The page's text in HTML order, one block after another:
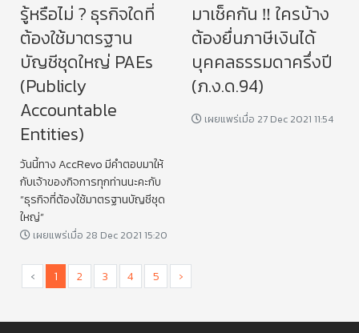
รู้หรือไม่ ? ธุรกิจใดที่
ต้องใช้มาตรฐาน
บัญชีชุดใหญ่ PAEs
(Publicly
Accountable
Entities)
วันนี้ทาง AccRevo มีคำตอบมาให้
กับเจ้าของกิจการทุกท่านนะคะกับ
“ธุรกิจที่ต้องใช้มาตรฐานบัญชีชุด
ใหญ่”
เผยแพร่เมื่อ 28 Dec 2021 15:20
มาเช็คกัน ‼️ ใครบ้าง
ต้องยื่นภาษีเงินได้
บุคคลธรรมดาครึ่งปี
(ภ.ง.ด.94)
เผยแพร่เมื่อ 27 Dec 2021 11:54
‹ 1 2 3 4 5 ›